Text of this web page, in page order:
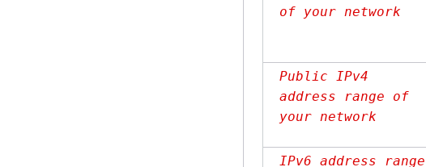
of your network
Public IPv4
address range of
your network
IPv6 address range